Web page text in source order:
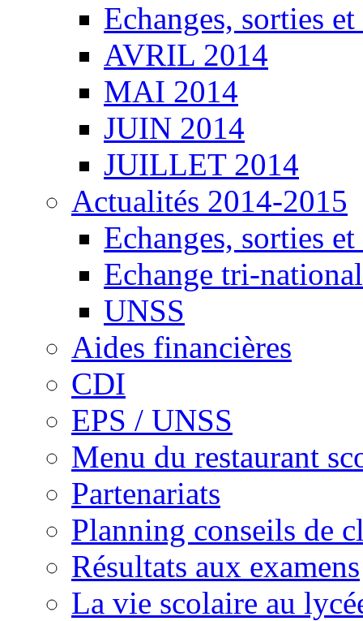
Echanges, sorties
AVRIL 2014
MAI 2014
JUIN 2014
JUILLET 2014
Actualités 2014-2015
Echanges, sorties
Echange tri-national
UNSS
Aides financières
CDI
EPS / UNSS
Menu du restaurant
Partenariats
Planning conseils de
Résultats aux examens
La vie scolaire au